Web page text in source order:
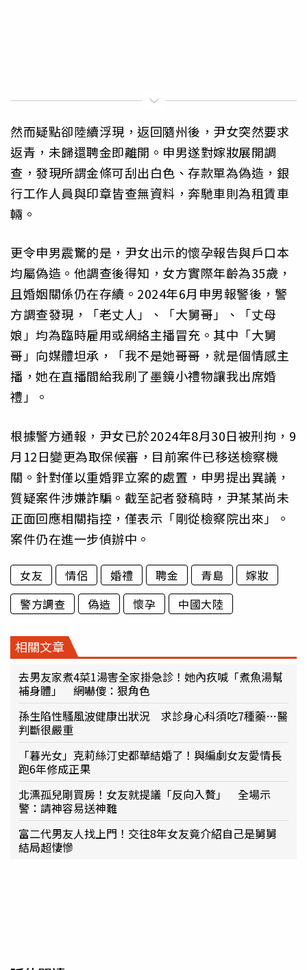
然而疑點卻陸續浮現，返回隨州後，尹女突然要求
返青，未歸還聘金即離開。申男遂對嫁妝展開調
查，發現所謂金條可刮出白色、存款單為偽造，銀
行工作人員與印章皆查無資料，奔馳車則為租賃車
輛。
更令申男震驚的是，尹女出示的懷孕報告與戶口本
均屬偽造。他調查後得知，女方實際年齡為35歲，
且婚姻關係仍在存續。2024年6月申男報警後，警
方調查發現，「老丈人」、「大舅哥」、「丈母
娘」均為臨時雇用或網絡主播冒充。其中「大舅
哥」向媒體坦承，「我不是她哥哥，就是個情感主
播，她在直播間給我刷了墨鏡小禮物讓我出席婚
禮」。
根據警方通報，尹女已於2024年8月30日被刑拘，9
月12日變更為取保候審，目前案件已移送檢察機
關。針對僅以重婚罪立案的處置，申男提出異議，
質疑案件涉嫌詐騙。截至記者發稿時，尹某某尚未
正面回應相關指控，僅表示「剛從檢察院出來」。
案件仍在進一步偵辦中。
女友 情侶 婚禮 聘金 青島
嫁妝
警方調查
偽造 懷孕 中國大陸
相關文章
去男友家煮4菜1湯害全家掛急診！她內疚喊「煮魚湯幫
補身體」 網嚇傻：狠角色
孫生陷性騷風波健康出狀況 求診身心科須吃7種藥…醫
判斷很嚴重
「暮光女」克莉絲汀史都華結婚了！與編劇女友愛情長
跑6年修成正果
北漂孤兒剛買房！女友就提議「反向入贅」 全場示
警：請神容易送神難
富二代男友人找上門！交往8年女友竟介紹自己是舅舅
結局超悽慘